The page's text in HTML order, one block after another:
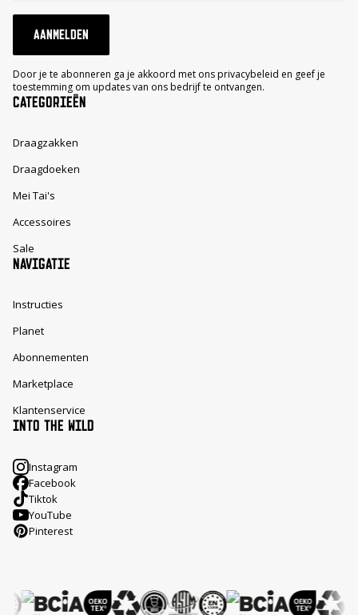
AANMELDEN
Door je te abonneren ga je akkoord met ons privacybeleid en geef je
toestemming om updates van ons bedrijf te ontvangen.
CATEGORIEËN
Draagzakken
Draagdoeken
Mei Tai's
Accessoires
Sale
NAVIGATIE
Instructies
Planet
Abonnementen
Marketplace
Klantenservice
INTO THE WILD
Instagram
Facebook
Tiktok
YouTube
Pinterest